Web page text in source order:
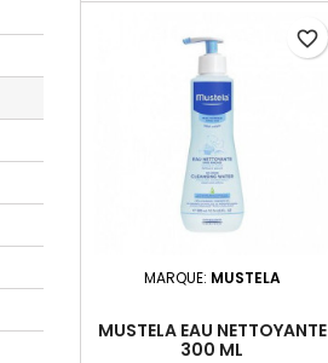
MARQUE: MUSTELA
MUSTELA EAU NETTOYANTE
300 ML
favorite_border